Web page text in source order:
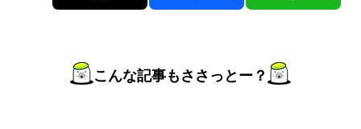
こんな記事もささっとー？